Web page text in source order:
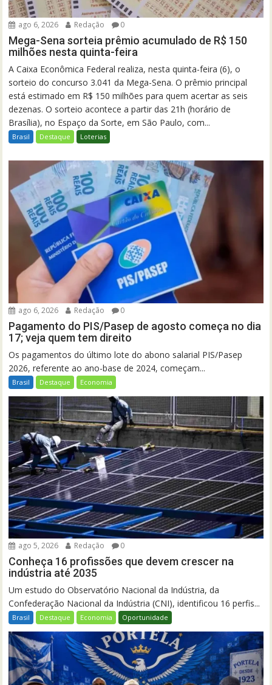
ago 6, 2026 Redação 0
Mega-Sena sorteia prêmio acumulado de R$ 150
milhões nesta quinta-feira
A Caixa Econômica Federal realiza, nesta quinta-feira (6), o
sorteio do concurso 3.041 da Mega-Sena. O prêmio principal
está estimado em R$ 150 milhões para quem acertar as seis
dezenas. O sorteio acontece a partir das 21h (horário de
Brasília), no Espaço da Sorte, em São Paulo, com...
Brasil Destaque Loterias
ago 6, 2026 Redação 0
Pagamento do PIS/Pasep de agosto começa no dia
17; veja quem tem direito
Os pagamentos do último lote do abono salarial PIS/Pasep
2026, referente ao ano-base de 2024, começam...
Brasil Destaque Economia
ago 5, 2026 Redação 0
Conheça 16 profissões que devem crescer na
indústria até 2035
Um estudo do Observatório Nacional da Indústria, da
Confederação Nacional da Indústria (CNI), identificou 16 perfis...
Brasil Destaque Economia Oportunidade